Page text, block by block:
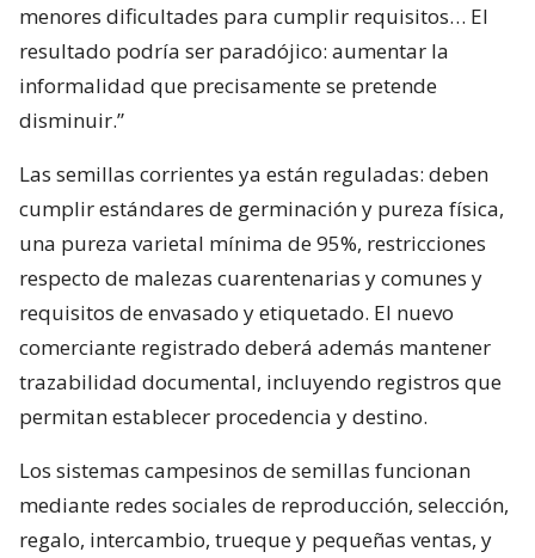
menores dificultades para cumplir requisitos… El
resultado podría ser paradójico: aumentar la
informalidad que precisamente se pretende
disminuir.”
Las semillas corrientes ya están reguladas: deben
cumplir estándares de germinación y pureza física,
una pureza varietal mínima de 95%, restricciones
respecto de malezas cuarentenarias y comunes y
requisitos de envasado y etiquetado. El nuevo
comerciante registrado deberá además mantener
trazabilidad documental, incluyendo registros que
permitan establecer procedencia y destino.
Los sistemas campesinos de semillas funcionan
mediante redes sociales de reproducción, selección,
regalo, intercambio, trueque y pequeñas ventas, y